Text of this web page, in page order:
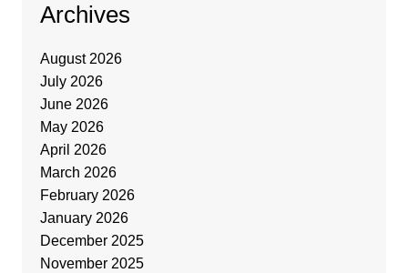
Archives
August 2026
July 2026
June 2026
May 2026
April 2026
March 2026
February 2026
January 2026
December 2025
November 2025